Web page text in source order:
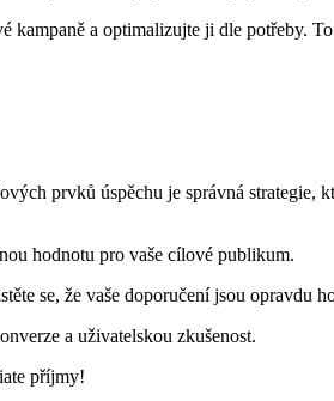
kampaně a optimalizujte ji dle potřeby.
prvků úspěchu je správná
hodnotu pro vaše cílové publikum.
se, že vaše doporučení jsou opravdu
a uživatelskou zkušenost.
příjmy!